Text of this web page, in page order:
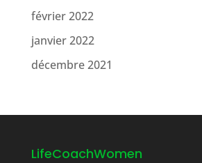
février 2022
janvier 2022
décembre 2021
LifeCoachWomen